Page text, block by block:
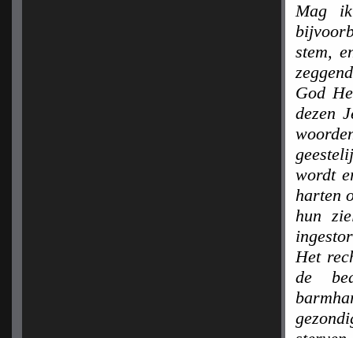
Mag
stem,
God
dezen
wordt
harten
hun
Het
de